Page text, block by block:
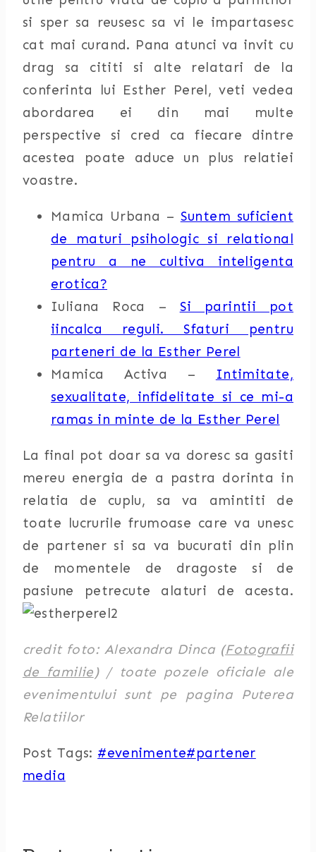
si sper sa reusesc sa vi le impartasesc
cat mai curand. Pana atunci va invit cu
drag sa cititi si alte relatari de la
conferinta lui Esther Perel, veti vedea
abordarea ei din mai multe
perspective si cred ca fiecare dintre
acestea poate aduce un plus relatiei
voastre.
Mamica Urbana – Suntem suficient
de maturi psihologic si relational
pentru a ne cultiva inteligenta
erotica?
Iuliana Roca – Si parintii pot
iincalca reguli. Sfaturi pentru
parteneri de la Esther Perel
Mamica Activa – Intimitate,
sexualitate, infidelitate si ce mi-a
ramas in minte de la Esther Perel
La final pot doar sa va doresc sa gasiti
mereu energia de a pastra dorinta in
relatia de cuplu, sa va amintiti de
toate lucrurile frumoase care va unesc
de partener si sa va bucurati din plin
de momentele de dragoste si de
pasiune petrecute alaturi de acesta.
credit foto: Alexandra Dinca (Fotografii
de familie) / toate pozele oficiale ale
evenimentului sunt pe pagina Puterea
Relatiilor
Post Tags: #evenimente#partener
media